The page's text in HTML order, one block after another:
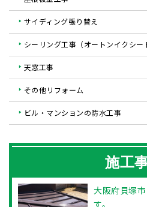
サイディング張り替え
シーリング工事（オートンイクシー
天窓工事
その他リフォーム
ビル・マンションの防水工事
施工
大阪府貝塚
す。